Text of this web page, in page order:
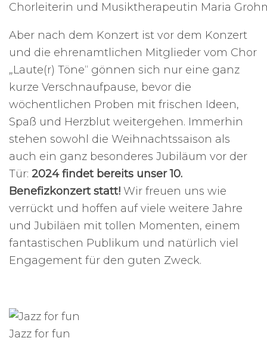
Chorleiterin und Musiktherapeutin Maria
Aber nach dem Konzert ist vor dem Konzert
und die ehrenamtlichen Mitglieder vom Chor
„Laute(r) Töne“ gönnen sich nur eine ganz
kurze Verschnaufpause, bevor die
wöchentlichen Proben mit frischen Ideen,
Spaß und Herzblut weitergehen. Immerhin
stehen sowohl die Weihnachtssaison als
auch ein ganz besonderes Jubiläum vor der
Tür: 2024 findet bereits unser 10.
Benefizkonzert statt! Wir freuen uns wie
verrückt und hoffen auf viele weitere Jahre
und Jubiläen mit tollen Momenten, einem
fantastischen Publikum und natürlich viel
Engagement für den guten Zweck.
Jazz for fun